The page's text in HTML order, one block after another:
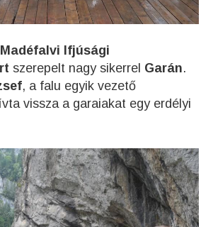
Madéfalvi Ifjúsági
szerepelt nagy sikerrel Garán.
, a falu egyik vezető
vissza a garaiakat egy erdélyi